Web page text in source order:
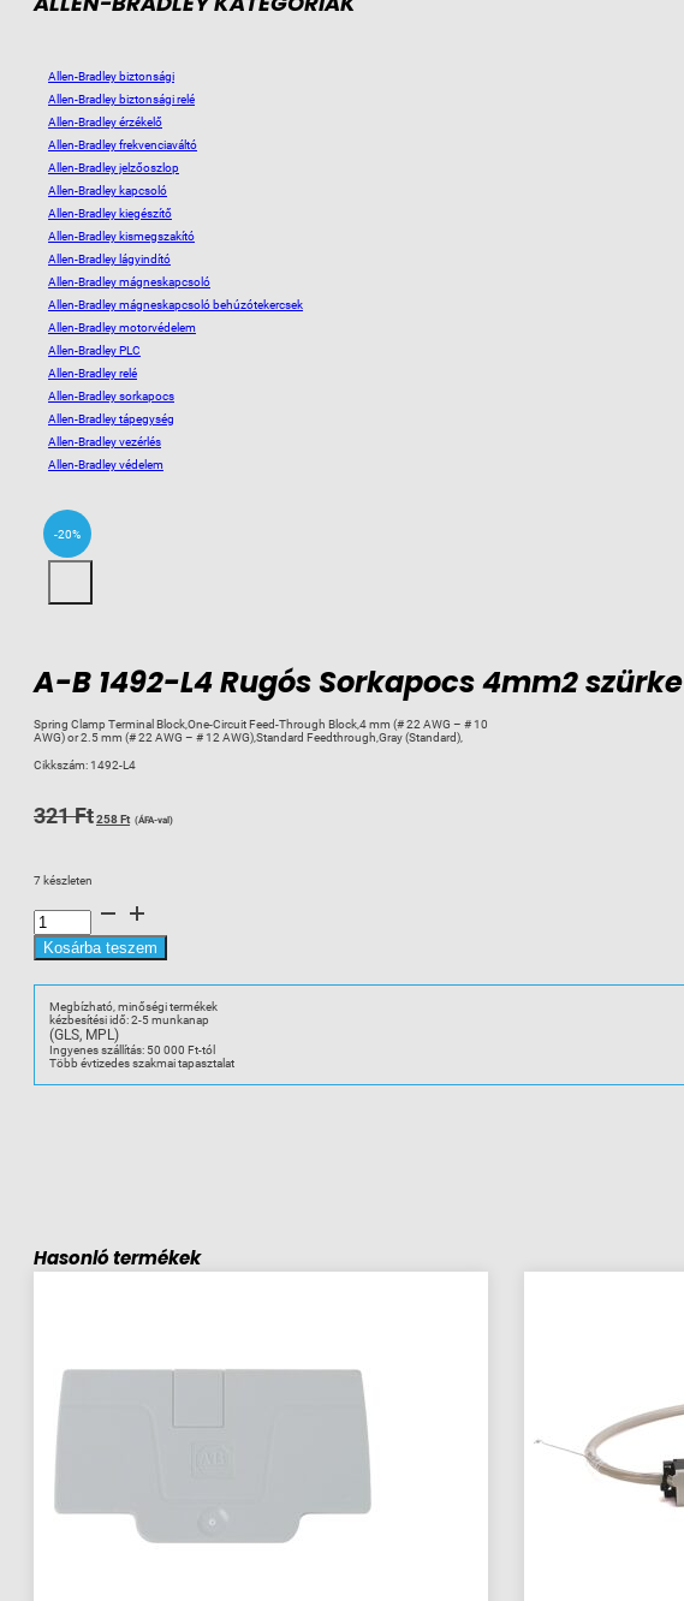
Allen-Bradley biztonsági
Allen-Bradley biztonsági relé
Allen-Bradley érzékelő
Allen-Bradley frekvenciaváltó
Allen-Bradley jelzőoszlop
Allen-Bradley kapcsoló
Allen-Bradley kiegészítő
Allen-Bradley kismegszakító
Allen-Bradley lágyindító
Allen-Bradley mágneskapcsoló
Allen-Bradley mágneskapcsoló behúzótekercsek
Allen-Bradley motorvédelem
Allen-Bradley PLC
Allen-Bradley relé
Allen-Bradley sorkapocs
Allen-Bradley tápegység
Allen-Bradley vezérlés
Allen-Bradley védelem
-20%
A-B 1492-L4 Rugós Sorkapocs 4mm2 szürke
Spring Clamp Terminal Block,One-Circuit Feed-Through Block,4 mm (# 22 AWG – # 10
AWG) or 2.5 mm (# 22 AWG – # 12 AWG),Standard Feedthrough,Gray (Standard),
Cikkszám:1492-L4
321FtOriginal
258FtCurrent
(ÁFA-val)
7 készleten
1492-
L4
Rugós
4mm2
mennyiség
Kosárba teszem
Megbízható, minőségi termékek
kézbesítési idő: 2-5 munkanap
(GLS, MPL)
Ingyenes szállítás: 50 000 Ft-tól
Több évtizedes szakmai tapasztalat
Hasonló termékek